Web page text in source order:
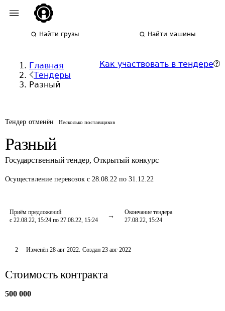
Найти грузы Найти машины
Главная
Тендеры
Разный
Как участвовать в тендере
Тендер отменён Несколько поставщиков
Разный
Государственный тендер, Открытый конкурс
Осуществление перевозок с 28.08.22 по 31.12.22
Приём предложений
с 22.08.22, 15:24 по 27.08.22, 15:24
Окончание тендера
27.08.22, 15:24
2 Изменён 28 авг 2022. Создан 23 авг 2022
Стоимость контракта
500 000